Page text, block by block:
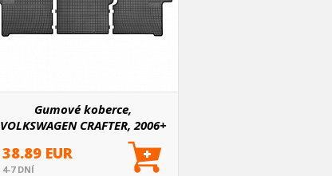
Gumové koberce,
VOLKSWAGEN CRAFTER, 2006+
38.89 EUR
4-7 DNÍ